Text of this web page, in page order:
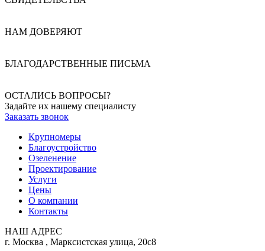
НАМ ДОВЕРЯЮТ
БЛАГОДАРСТВЕННЫЕ ПИСЬМА
ОСТАЛИСЬ ВОПРОСЫ?
Задайте их нашему специалисту
Заказать звонок
Крупномеры
Благоустройство
Озеленение
Проектирование
Услуги
Цены
О компании
Контакты
НАШ АДРЕС
г. Москва , Марксистская улица, 20с8